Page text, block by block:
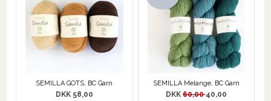
SEMILLA GOTS, BC Garn
DKK 58,00
SEMILLA Melange, BC Garn
DKK60,0040,00